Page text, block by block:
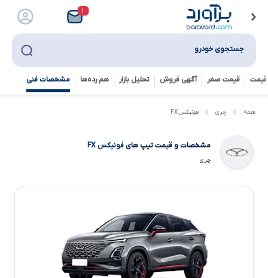
۱
جستجوی خودرو
قیمت صفر آگهی فروش تحلیل بازار هم رده‌ها‌ مشخصات فنی
همه چری فونیکس FX
مشخصات و قیمت تیپ هایفونیکس FX
چری